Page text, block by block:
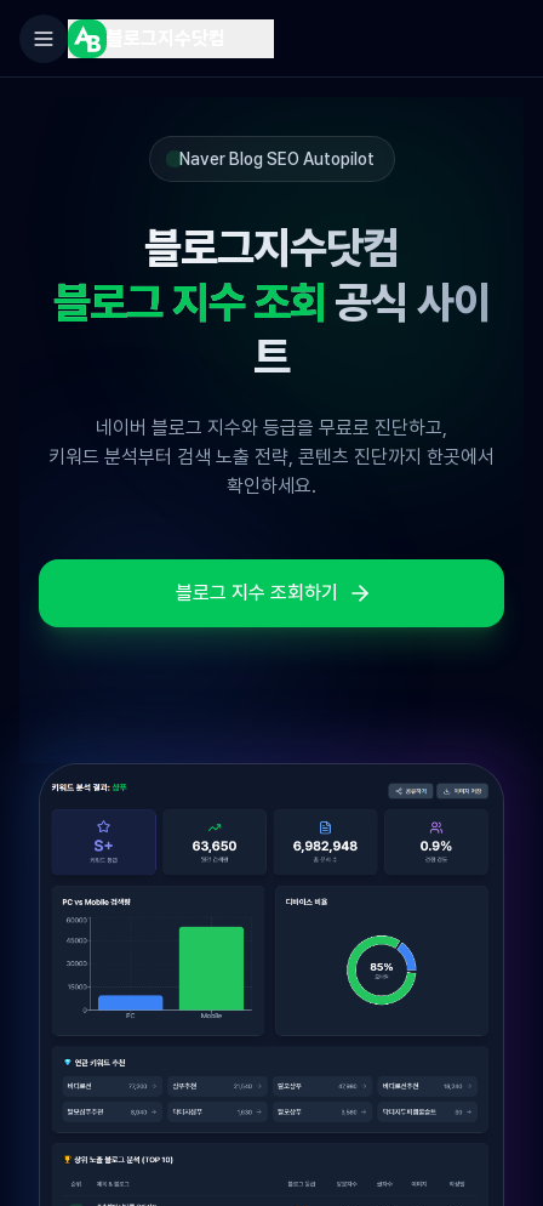
Naver Blog SEO Autopilot
블로그지수닷컴
블로그 지수 조회 공식 사이
트
네이버 블로그 지수와 등급을 무료로 진단하고,
키워드 분석부터 검색 노출 전략, 콘텐츠 진단까지 한곳에서
확인하세요.
블로그 지수 조회하기